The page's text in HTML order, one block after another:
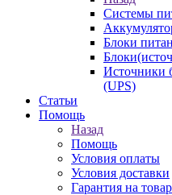
Системы
Блоки
Источники
(UPS)
Статьи
Помощь
Назад
Помощь
Условия оплаты
Условия доставки
Гарантия на товар